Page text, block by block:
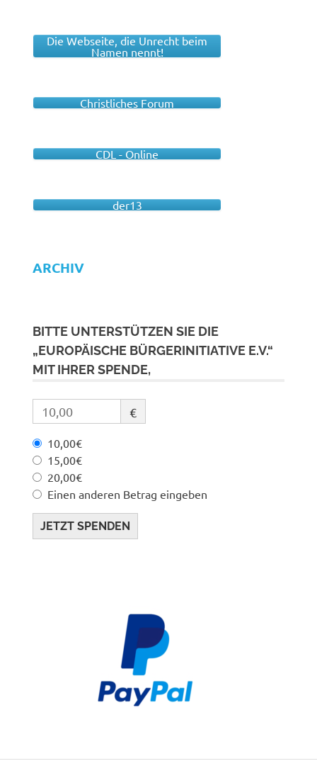
Die Webseite, die Unrecht beim
Namen nennt!
Christliches Forum
CDL - Online
der13
ARCHIV
BITTE UNTERSTÜTZEN SIE DIE
„EUROPÄISCHE BÜRGERINITIATIVE E.V.“
MIT IHRER SPENDE,
€
10,00€
15,00€
20,00€
Einen anderen Betrag eingeben
JETZT SPENDEN